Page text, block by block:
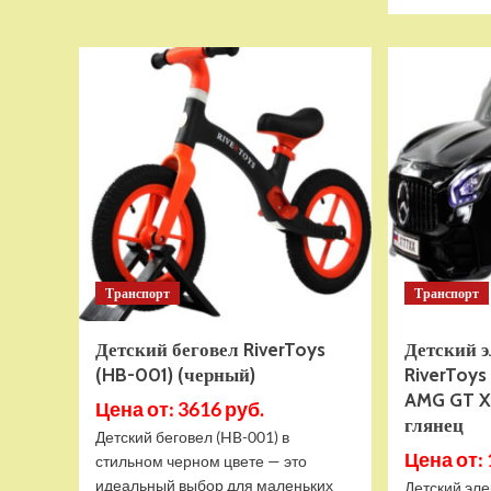
RiverToys
(Z005ZZ-
B-
PINK)
розовый
Транспорт
Детский беговел RiverToys
(HB-001) (черный)
Цена от: 3616 руб.
Детский беговел (HB-001) в
стильном черном цвете — это
идеальный выбор для маленьких
Транспорт
Детский
AMG GT
глянец
Цена от:
Детский